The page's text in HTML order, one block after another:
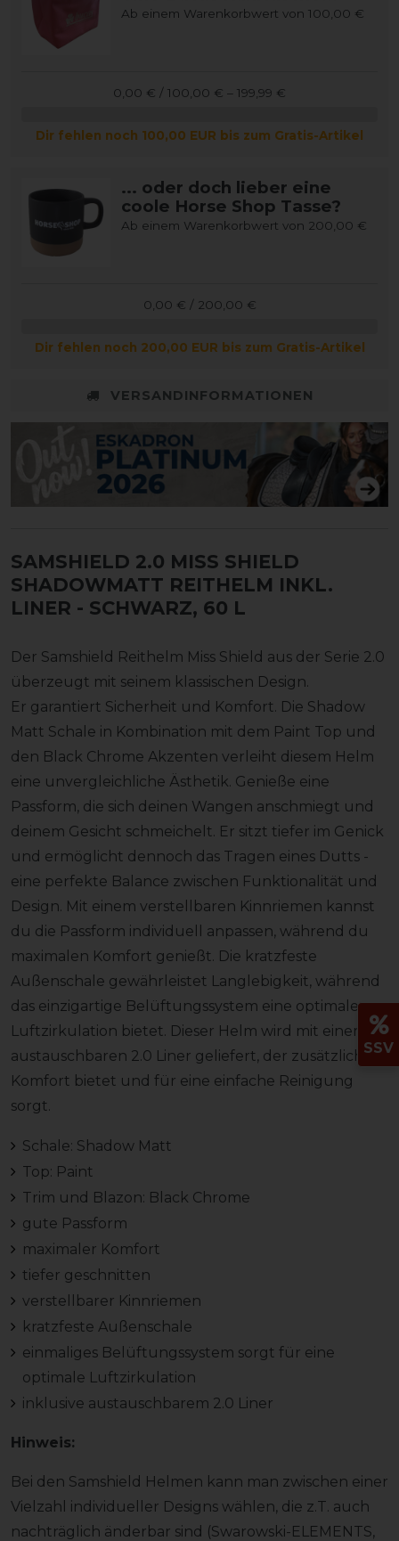
Ab einem Warenkorbwert von 100,00 €
0,00 € / 100,00 € – 199,99 €
Dir fehlen noch 100,00 EUR bis zum Gratis-Artikel
... oder doch lieber eine
coole Horse Shop Tasse?
Ab einem Warenkorbwert von 200,00 €
0,00 € / 200,00 €
Dir fehlen noch 200,00 EUR bis zum Gratis-Artikel
VERSANDINFORMATIONEN
SAMSHIELD 2.0 MISS SHIELD
SHADOWMATT REITHELM INKL.
LINER - SCHWARZ, 60 L
Der Samshield Reithelm Miss Shield aus der Serie 2.0
überzeugt mit seinem klassischen Design.
Er garantiert Sicherheit und Komfort. Die Shadow
Matt Schale in Kombination mit dem Paint Top und
den Black Chrome Akzenten verleiht diesem Helm
eine unvergleichliche Ästhetik. Genieße eine
Passform, die sich deinen Wangen anschmiegt und
deinem Gesicht schmeichelt. Er sitzt tiefer im Genick
und ermöglicht dennoch das Tragen eines Dutts -
eine perfekte Balance zwischen Funktionalität und
Design. Mit einem verstellbaren Kinnriemen kannst
du die Passform individuell anpassen, während du
maximalen Komfort genießt. Die kratzfeste
Außenschale gewährleistet Langlebigkeit, während
das einzigartige Belüftungssystem eine optimale
Luftzirkulation bietet. Dieser Helm wird mit einem
austauschbaren 2.0 Liner geliefert, der zusätzlichen
Komfort bietet und für eine einfache Reinigung
sorgt.
Schale: Shadow Matt
Top: Paint
Trim und Blazon: Black Chrome
gute Passform
maximaler Komfort
tiefer geschnitten
verstellbarer Kinnriemen
kratzfeste Außenschale
einmaliges Belüftungssystem sorgt für eine
optimale Luftzirkulation
inklusive austauschbarem 2.0 Liner
Hinweis:
Bei den Samshield Helmen kann man zwischen einer
Vielzahl individueller Designs wählen, die z.T. auch
nachträglich änderbar sind (Swarowski-ELEMENTS,
SSV